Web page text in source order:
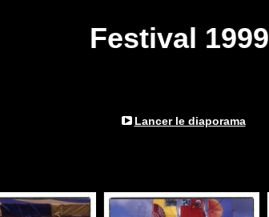
Festival 1999
Lancer le diaporama